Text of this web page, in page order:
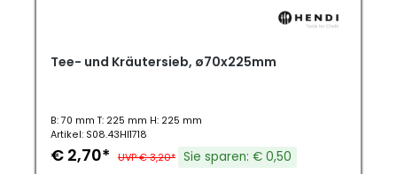
Tee- und Kräutersieb, ø70x225mm
B: 70 mm T: 225 mm H: 225 mm
Artikel: S08.43HI1718
€ 2,70* UVP € 3,20* Sie sparen: € 0,50